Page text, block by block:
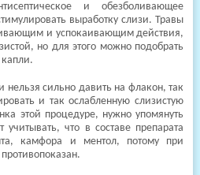
и обезболивающее
выработку слизи. Травы
и успокаивающим действия,
но для этого можно подобрать
сильно давить на флакон, так
и так ослабленную слизистую
этой процедуре, нужно упомянуть
что в составе препарата
камфора и ментол, потому при